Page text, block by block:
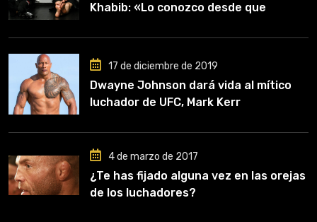
Khabib: «Lo conozco desde que
clave en mi carrera»
17 de diciembre de 2019
Dwayne Johnson dará vida al mítico
luchador de UFC, Mark Kerr
4 de marzo de 2017
¿Te has fijado alguna vez en las orejas
de los luchadores?